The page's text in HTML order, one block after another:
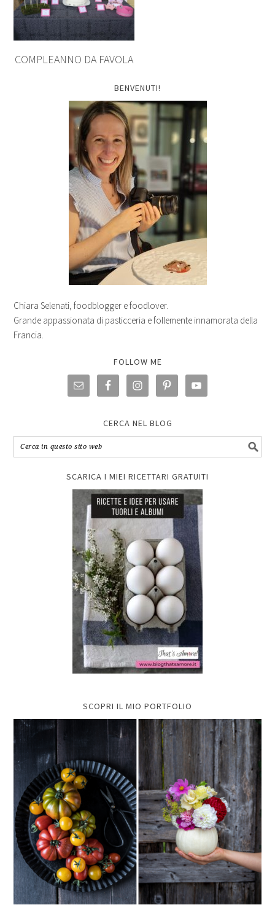
COMPLEANNO DA FAVOLA
BENVENUTI!
Chiara Selenati, foodblogger e foodlover.
Grande appassionata di pasticceria e follemente innamorata della
Francia.
FOLLOW ME
CERCA NEL BLOG
SCARICA I MIEI RICETTARI GRATUITI
SCOPRI IL MIO PORTFOLIO